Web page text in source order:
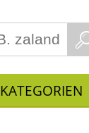
KATEGORIEN